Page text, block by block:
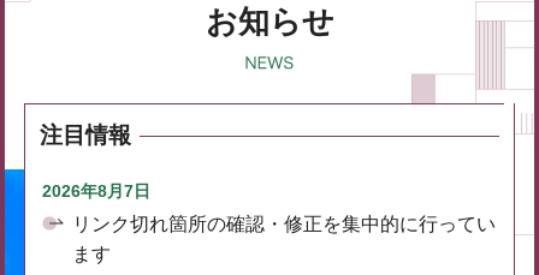
お知らせ
注目情報
2026年8月7日
リンク切れ箇所の確認・修正を集中的に行ってい
ます